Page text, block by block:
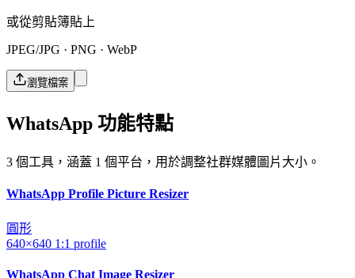
或從剪貼簿貼上
JPEG/JPG · PNG · WebP
瀏覽檔案
WhatsApp 功能特點
3 個工具，涵蓋 1 個平台，用於調整社群媒體圖片大小。
WhatsApp Profile Picture Resizer
圓形
640×640 1:1 profile
WhatsApp Chat Image Resizer